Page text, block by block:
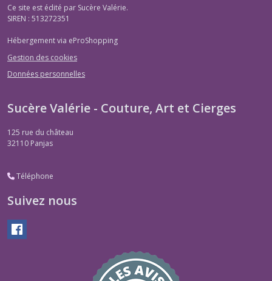
Ce site est édité par Sucère Valérie.
SIREN : 513272351
Hébergement via eProShopping
Gestion des cookies
Données personnelles
Sucère Valérie - Couture, Art et Cierges
125 rue du château
32110 Panjas
Téléphone
Suivez nous